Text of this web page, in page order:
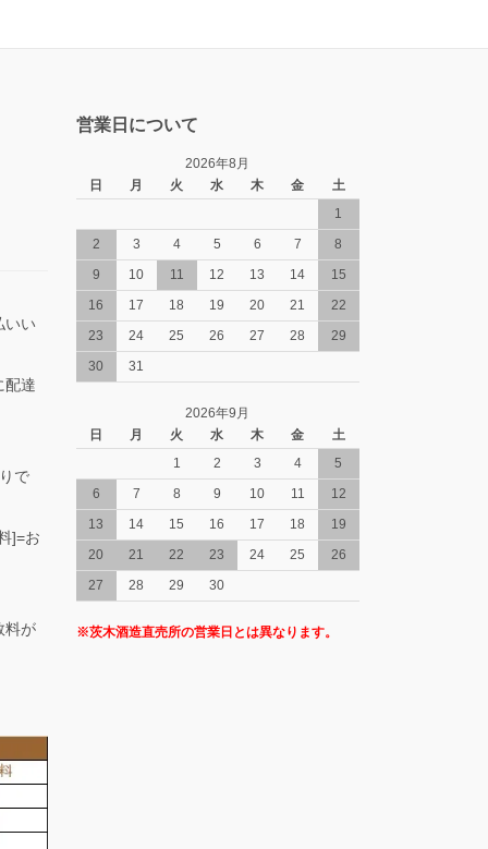
いい
配達
で
]=お
料が
営業日について
2026年8月
日
月 火 水 木 金
土
1
2
3 4 5 6 7
8
9
10 11 12 13 14
15
16
17 18 19 20 21
22
23
24 25 26 27 28
29
30
31
2026年9月
日
月 火 水 木 金
土
1
2 3 4
5
6
7 8 9 10 11
12
13
14 15 16 17 18
19
20
21 22 23 24 25
26
27
28 29 30
※茨木酒造直売所の営業日とは異なります。